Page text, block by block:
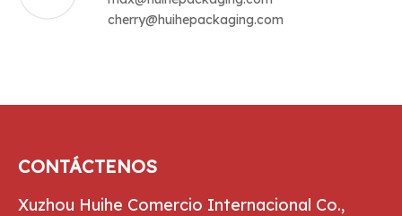
cherry@huihepackaging.com
CONTÁCTENOS
Xuzhou Huihe Comercio Internacional Co.,